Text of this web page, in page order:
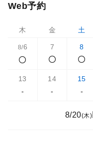
Web予約
木 金 土
8/6 7 8
13
-
14
-
15
-
8/20(木)